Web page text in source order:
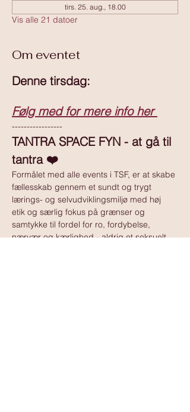
tirs. 25. aug., 18.00
Vis alle 21 datoer
Om eventet
Denne tirsdag:
Følg med for mere info her
-----------------
TANTRA SPACE FYN - at gå til
tantra ❤️
Formålet med alle events i TSF, er at skabe
fællesskab gennem et sundt og trygt
lærings- og selvudviklingsmiljø med høj
etik og særlig fokus på grænser og
samtykke til fordel for ro, fordybelse,
nærvær og kærlighed - aldrig et seksuelt